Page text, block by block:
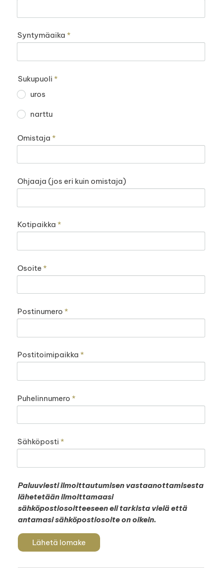
Syntymäaika *
Sukupuoli *
uros
narttu
Omistaja *
Ohjaaja (jos eri kuin omistaja)
Kotipaikka *
Osoite *
Postinumero *
Postitoimipaikka *
Puhelinnumero *
Sähköposti *
Paluuviesti ilmoittautumisen vastaanottamisesta
lähetetään ilmoittamaasi
sähköpostiosoitteeseen eli tarkista vielä että
antamasi sähköpostiosoite on oikein.
Lähetä lomake